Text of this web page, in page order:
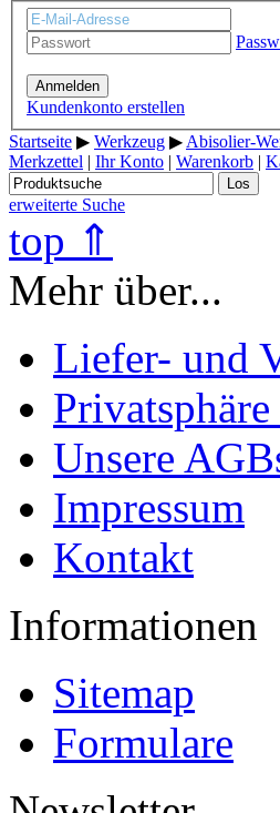
Anmelden
Kundenkonto erstellen
Startseite ▶ Werkzeug ▶Abisolier-
Merkzettel
Ihr Konto Warenkorb
Los
erweiterte Suche
top ⇑
Mehr über...
Liefer- und
Unsere
Impressum
Kontakt
Informationen
Sitemap
Formulare